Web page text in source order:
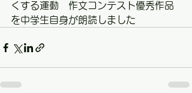
くする運動　作文コンテスト優秀作品
を中学生自身が朗読しました